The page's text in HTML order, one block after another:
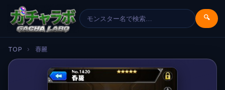
🔍
TOP › 春麗